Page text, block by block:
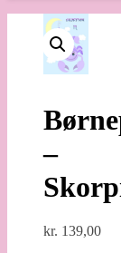
–
kr. 139,00